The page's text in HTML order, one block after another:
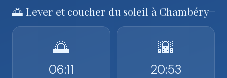
🌅 Lever et coucher du soleil à Chambéry
🌅
06:11
🌇
20:53